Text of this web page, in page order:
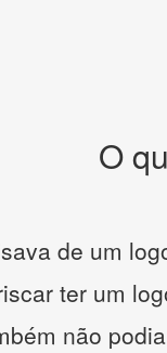
O
de um
ter um
não